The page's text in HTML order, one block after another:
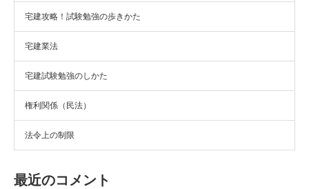
宅建攻略！試験勉強の歩きかた
宅建業法
宅建試験勉強のしかた
権利関係（民法）
法令上の制限
最近のコメント